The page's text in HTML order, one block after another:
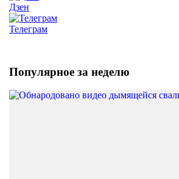
Дзен
Телеграм
Популярное за неделю